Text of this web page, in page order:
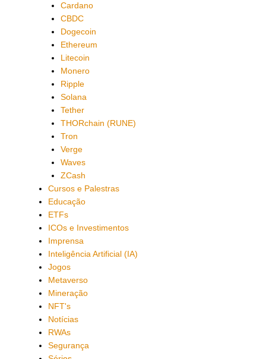
Cardano
CBDC
Dogecoin
Ethereum
Litecoin
Monero
Ripple
Solana
Tether
THORchain (RUNE)
Tron
Verge
Waves
ZCash
Cursos e Palestras
Educação
ETFs
ICOs e Investimentos
Imprensa
Inteligência Artificial (IA)
Jogos
Metaverso
Mineração
NFT's
Notícias
RWAs
Segurança